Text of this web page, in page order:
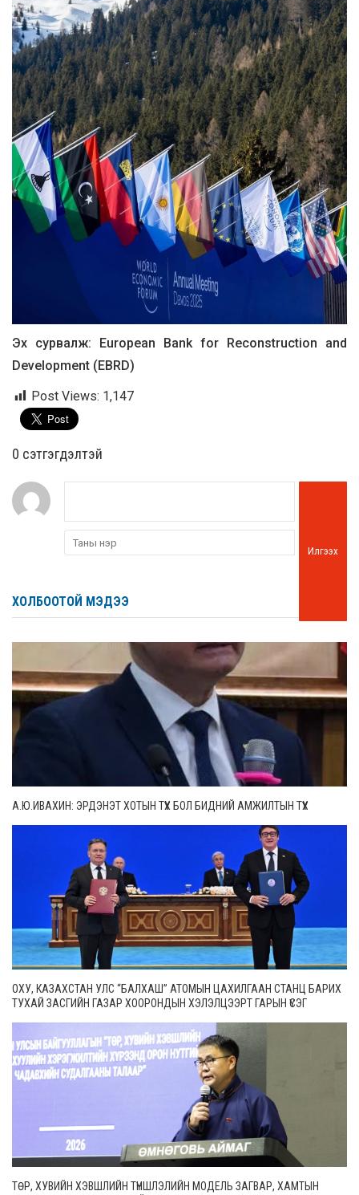
Эх сурвалж: European Bank for Reconstruction and
Development (EBRD)
Post Views: 1,147
0 cэтгэгдэлтэй
Илгээх
ХОЛБООТОЙ МЭДЭЭ
А.Ю.ИВАХИН: ЭРДЭНЭТ ХОТЫН ТҮҮХ БОЛ БИДНИЙ АМЖИЛТЫН ТҮҮХ
ОХУ, КАЗАХСТАН УЛС “БАЛХАШ” АТОМЫН ЦАХИЛГААН СТАНЦ БАРИХ
ТУХАЙ ЗАСГИЙН ГАЗАР ХООРОНДЫН ХЭЛЭЛЦЭЭРТ ГАРЫН ҮСЭГ
ТӨР, ХУВИЙН ХЭВШЛИЙН ТҮНШЛЭЛИЙН МОДЕЛЬ ЗАГВАР, ХАМТЫН